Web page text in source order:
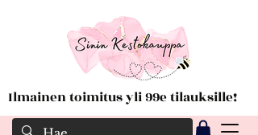
Ilmainen toimitus yli 99e tilauksille!